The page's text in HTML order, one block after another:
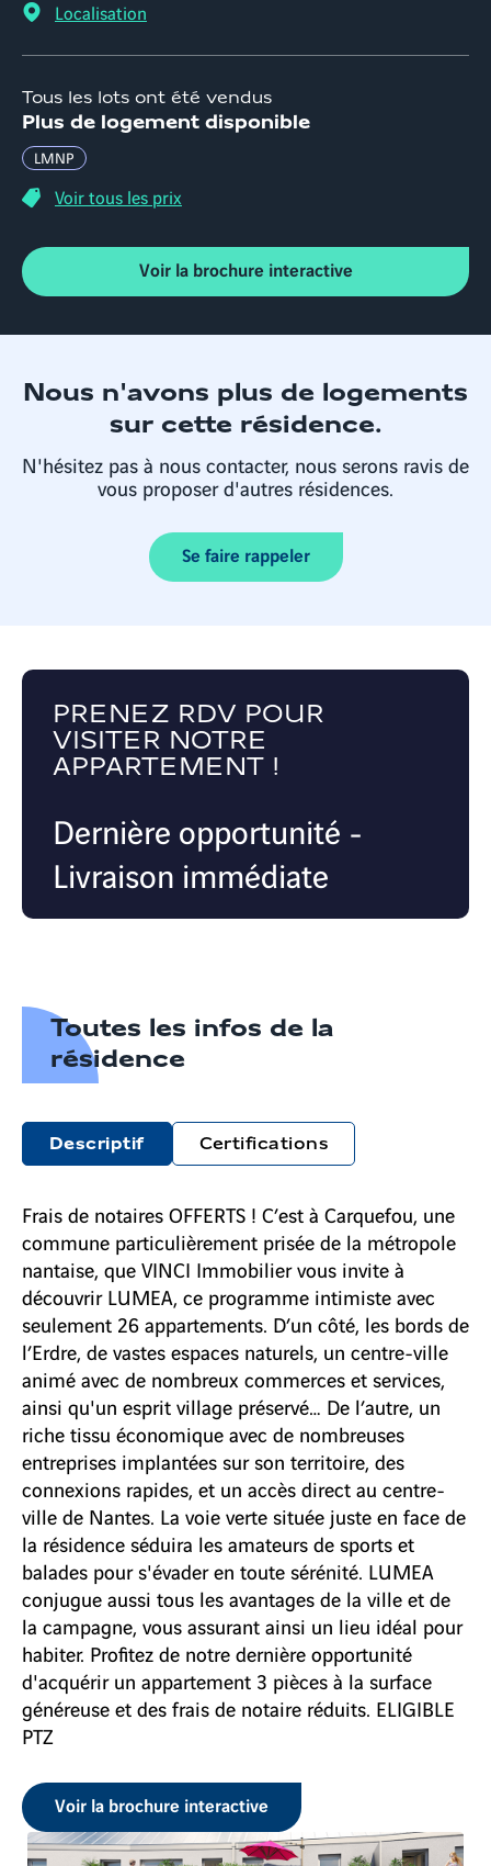
Localisation
Tous les lots ont été vendus
Plus de logement disponible
LMNP
Voir tous les prix
Voir la brochure interactive
Nous n'avons plus de logements
sur cette résidence.
N'hésitez pas à nous contacter, nous serons ravis de
vous proposer d'autres résidences.
Se faire rappeler
PRENEZ RDV POUR
VISITER NOTRE
APPARTEMENT !
Dernière opportunité -
Livraison immédiate
Toutes les infos de la
résidence
Descriptif Certifications
Frais de notaires OFFERTS ! C’est à Carquefou, une
commune particulièrement prisée de la métropole
nantaise, que VINCI Immobilier vous invite à
découvrir LUMEA, ce programme intimiste avec
seulement 26 appartements. D’un côté, les bords de
l’Erdre, de vastes espaces naturels, un centre-ville
animé avec de nombreux commerces et services,
ainsi qu'un esprit village préservé… De l’autre, un
riche tissu économique avec de nombreuses
entreprises implantées sur son territoire, des
connexions rapides, et un accès direct au centre-
ville de Nantes. La voie verte située juste en face de
la résidence séduira les amateurs de sports et
balades pour s'évader en toute sérénité. LUMEA
conjugue aussi tous les avantages de la ville et de
la campagne, vous assurant ainsi un lieu idéal pour
habiter. Profitez de notre dernière opportunité
d'acquérir un appartement 3 pièces à la surface
généreuse et des frais de notaire réduits. ELIGIBLE
PTZ
Voir la brochure interactive